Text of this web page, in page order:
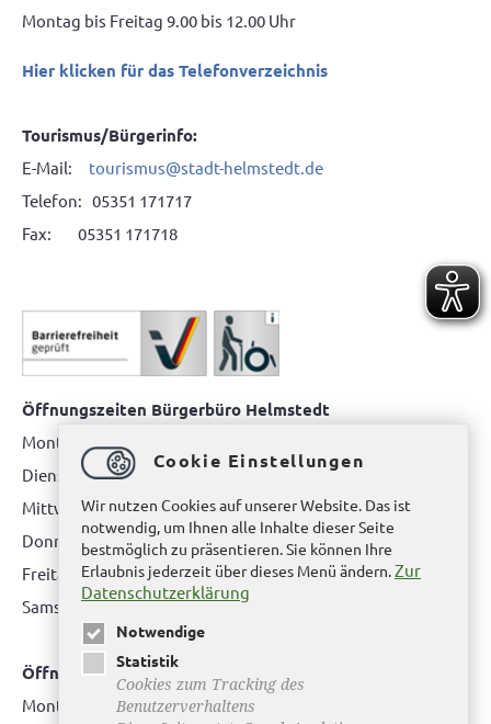
Montag bis Freitag 9.00 bis 12.00 Uhr
Hier klicken für das Telefonverzeichnis
Tourismus/Bürgerinfo:
E-Mail: tourismus@stadt-helmstedt.de
Telefon: 05351 171717
Fax: 05351 171718
Öffnungszeiten Bürgerbüro Helmstedt
Montag: 08.00 bis 12.00 Uhr
Dienstag: 08.00 bis 12.00 Uhr & 15.00 Uhr bis 17.00 Uhr
Mittwoch: nur nach Terminvereinbarung
Donnerstag: 08.00 bis 12.00 Uhr & 14.00 Uhr bis 16.00 Uhr
Freitag: nur nach Terminvereinbarung
Samstag:bitte hier klicken
Öffnungszeiten Bürgerbüro Büddenstedt
Montag: 14:00 bis 16:00 Uhr
Cookie Einstellungen
Wir nutzen Cookies auf unserer Website. Das ist
notwendig, um Ihnen alle Inhalte dieser Seite
bestmöglich zu präsentieren. Sie können Ihre
Erlaubnis jederzeit über dieses Menü ändern.Zur
Datenschutzerklärung
Notwendige
Statistik
Cookies zum Tracking des
Benutzerverhaltens